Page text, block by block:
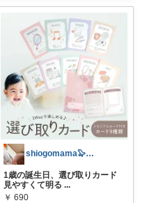
shiogomama🦭ご訪問感謝です♡
1歳の誕生日、選び取りカード
見やすくて明る ...
￥ 690